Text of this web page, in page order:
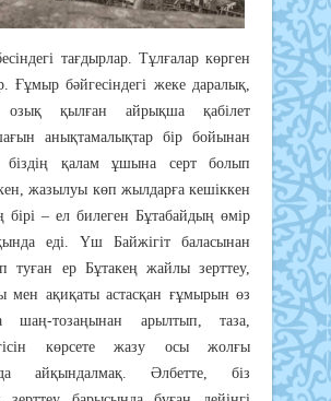
тағдырлар. Тұлғалар көрген
Ғұмыр бәйгесіндегі жеке даралық,
озық қылған айрықша қабілет
анықтамалықтар бір бойынан
біздің қалам ұшына серт болып
жазылуы көп жылдарға кешіккен
бірі – ел билеген Бұтабайдың өмір
еді. Үш Байжігіт баласынан
туған ер Бұтакең жайлы зерттеу,
мен ақиқаты астасқан ғұмырын өз
шаң-тозаңынан арылтып, таза,
көрсете жазу осы жолғы
айқындалмақ. Әлбетте, біз